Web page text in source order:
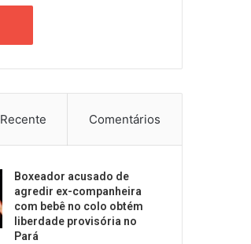
Recente Comentários
Boxeador acusado de
agredir ex-companheira
com bebê no colo obtém
liberdade provisória no
Pará